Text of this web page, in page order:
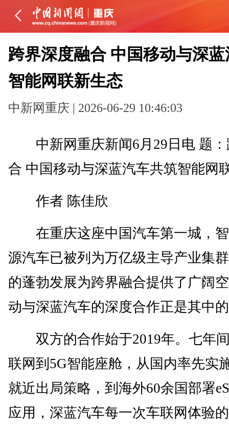
跨界深度融合 中国移动与深
智能网联新生态
中新网重庆 | 2026-06-29 10:46:03
中新网重庆新闻6月29日电 题：
合 中国移动与深蓝汽车共筑智能网
作者 陈佳欣
在重庆这座中国汽车第一城，智
源汽车已被列为万亿级主导产业集
的蓬勃发展为跨界融合提供了广阔
动与深蓝汽车的深度合作正是其中
双方的合作始于2019年。七年
联网到5G智能座舱，从国内率先实
就近出局策略，到海外60余国部署
应用，深蓝汽车每一次车联网体验